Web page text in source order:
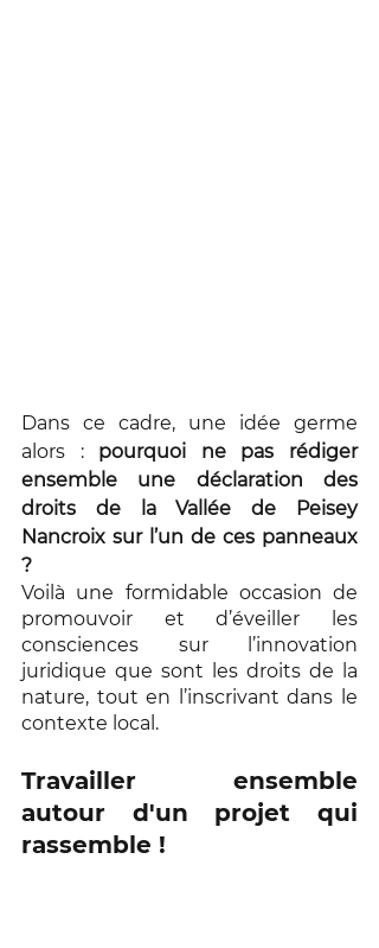
Dans ce cadre, une idée germe
alors : pourquoi ne pas rédiger
ensemble une déclaration des
droits de la Vallée de Peisey
Nancroix sur l’un de ces panneaux
?
Voilà une formidable occasion de
promouvoir et d’éveiller les
consciences sur l’innovation
juridique que sont les droits de la
nature, tout en l’inscrivant dans le
contexte local.
Travailler ensemble
autour d'un projet qui
rassemble !